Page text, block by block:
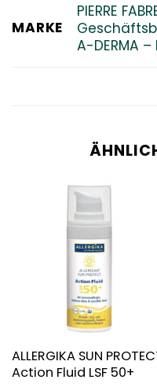
MARKE
PIERRE
A-DERMA –
ALLERGIKA SUN
Action Fluid LSF 50+